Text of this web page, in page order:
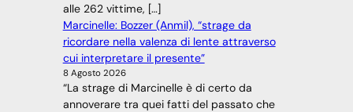
alle 262 vittime, […]
Marcinelle: Bozzer (Anmil), “strage da
ricordare nella valenza di lente attraverso
cui interpretare il presente”
8 Agosto 2026
“La strage di Marcinelle è di certo da
annoverare tra quei fatti del passato che